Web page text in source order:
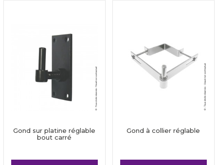
Gond sur platine réglable
bout carré
Gond à collier réglable